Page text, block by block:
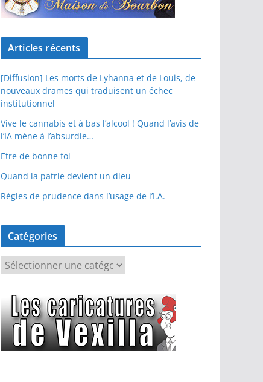
Articles récents
[Diffusion] Les morts de Lyhanna et de Louis, de
nouveaux drames qui traduisent un échec
institutionnel
Vive le cannabis et à bas l’alcool ! Quand l’avis de
l’IA mène à l’absurdie…
Etre de bonne foi
Quand la patrie devient un dieu
Règles de prudence dans l’usage de l’I.A.
Catégories
é
g
o
r